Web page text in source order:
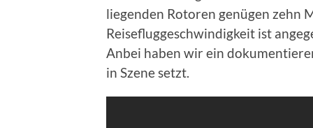
liegenden Rotoren genügen zehn
Reisefluggeschwindigkeit ist
Anbei haben wir ein
in Szene setzt.